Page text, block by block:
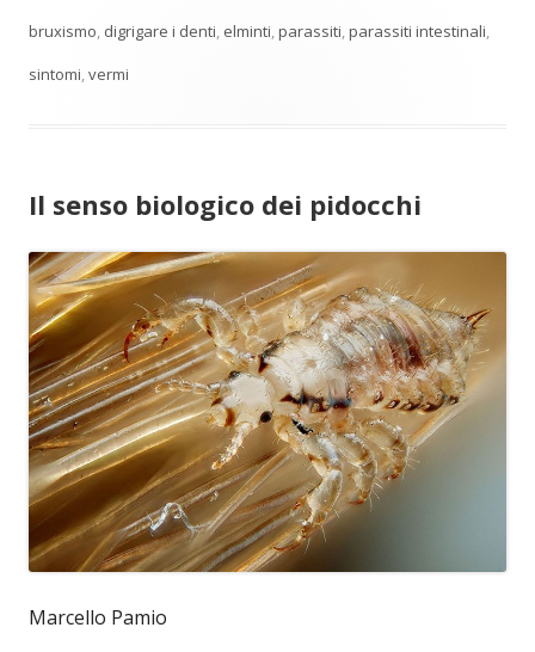
bruxismo, digrigare i denti, elminti,parassiti,parassiti intestinali,
sintomi,vermi
Il senso biologico dei pidocchi
Marcello Pamio